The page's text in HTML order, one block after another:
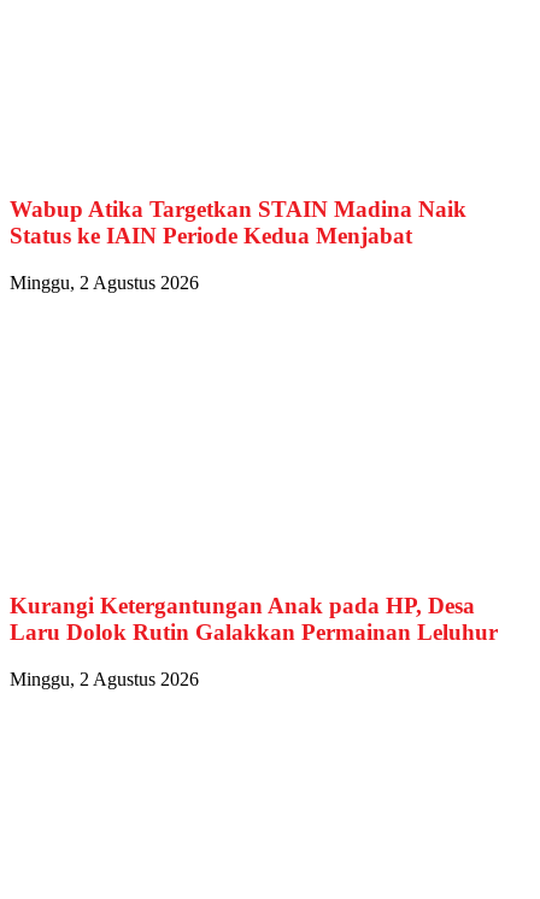
Wabup Atika Targetkan STAIN Madina Naik
Status ke IAIN Periode Kedua Menjabat
Minggu, 2 Agustus 2026
Kurangi Ketergantungan Anak pada HP, Desa
Laru Dolok Rutin Galakkan Permainan Leluhur
Minggu, 2 Agustus 2026